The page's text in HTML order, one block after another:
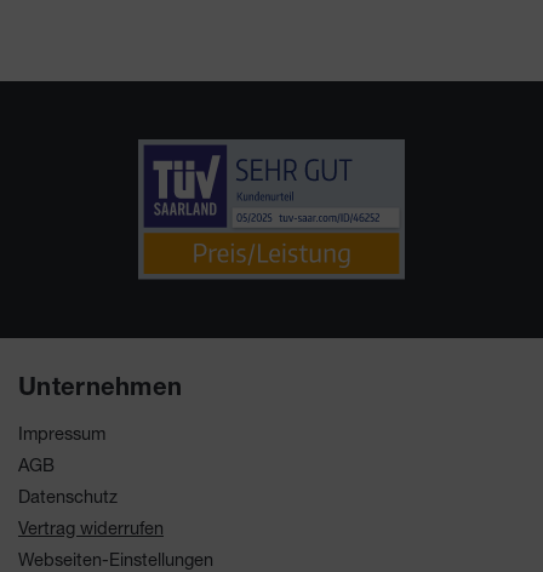
Unternehmen
Impressum
AGB
Datenschutz
Vertrag widerrufen
Webseiten-Einstellungen